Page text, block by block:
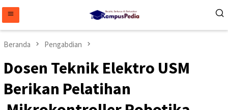
konten
Beranda Pengabdian
Dosen Teknik Elektro USM
Berikan Pelatihan